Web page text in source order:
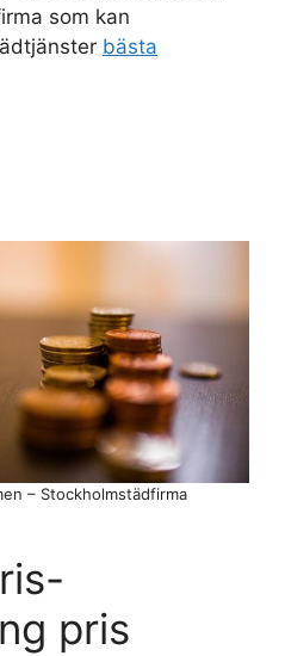
som kan
bästa
– Stockholmstädfirma
pris